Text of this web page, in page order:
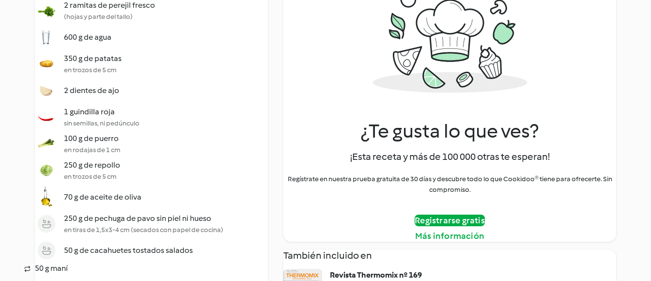
2 ramitas de perejil fresco
(hojas y parte del tallo)
600 g de agua
350 g de patatas
en trozos de 5 cm
2 dientes de ajo
1 guindilla roja
sin semillas, ni pedúnculo
100 g de puerro
en rodajas de 1 cm
250 g de repollo
en trozos de 5 cm
70 g de aceite de oliva
250 g de pechuga de pavo sin piel ni hueso
en tiras de 1,5x3-4 cm (secados con papel de cocina)
50 g de cacahuetes tostados salados
50 g maní
¿Te gusta lo que ves?
¡Esta receta y más de 100 000 otras te esperan!
Regístrate en nuestra prueba gratuita de 30 días y descubre todo lo que Cookidoo® tiene para ofrecerte. Sin
compromiso.
Registrarse gratis
Más información
También incluido en
Revista Thermomix nº 169